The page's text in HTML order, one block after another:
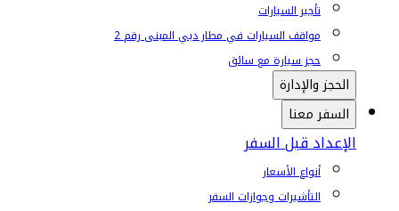
تأجير السيارات
مواقف السيارات في مطار دبي المبنى رقم 2
حجز سيارة مع سائق
الحجز والإدارة
السفر معنا
الإعداد قبل السفر
أنواع الأسعار
التأشيرات وجوازات السفر